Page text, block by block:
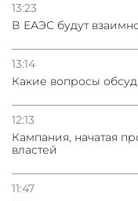
13:23
В ЕАЭС будут
13:14
Какие вопросы
12:13
Кампания, начатая
властей
11:47